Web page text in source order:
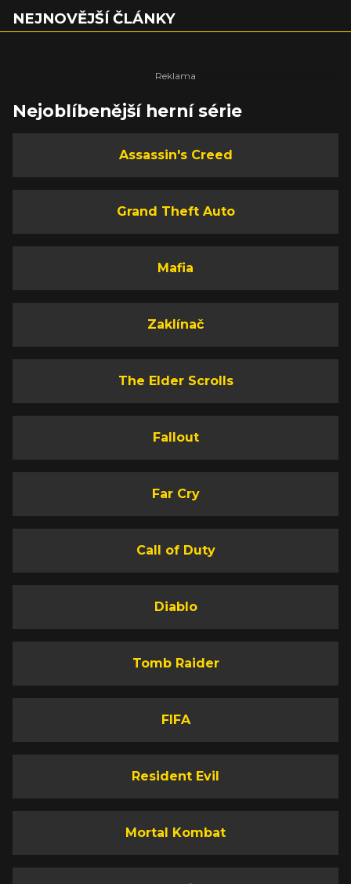
NEJNOVĚJŠÍ ČLÁNKY
Nejoblíbenější herní série
Assassin's Creed
Grand Theft Auto
Mafia
Zaklínač
The Elder Scrolls
Fallout
Far Cry
Call of Duty
Diablo
Tomb Raider
FIFA
Resident Evil
Mortal Kombat